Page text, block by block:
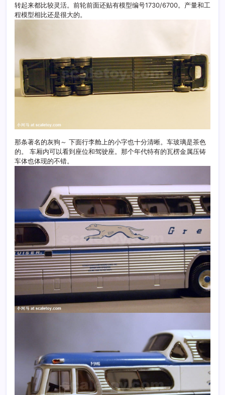
转起来都比较灵活。前轮前面还贴有模型编号1730/6700。产量和工
程模型相比还是很大的。
那条著名的灰狗～ 下面行李舱上的小字也十分清晰。车玻璃是茶色
的。 车厢内可以看到座位和驾驶座。那个年代特有的瓦楞金属压铸
车体也体现的不错。